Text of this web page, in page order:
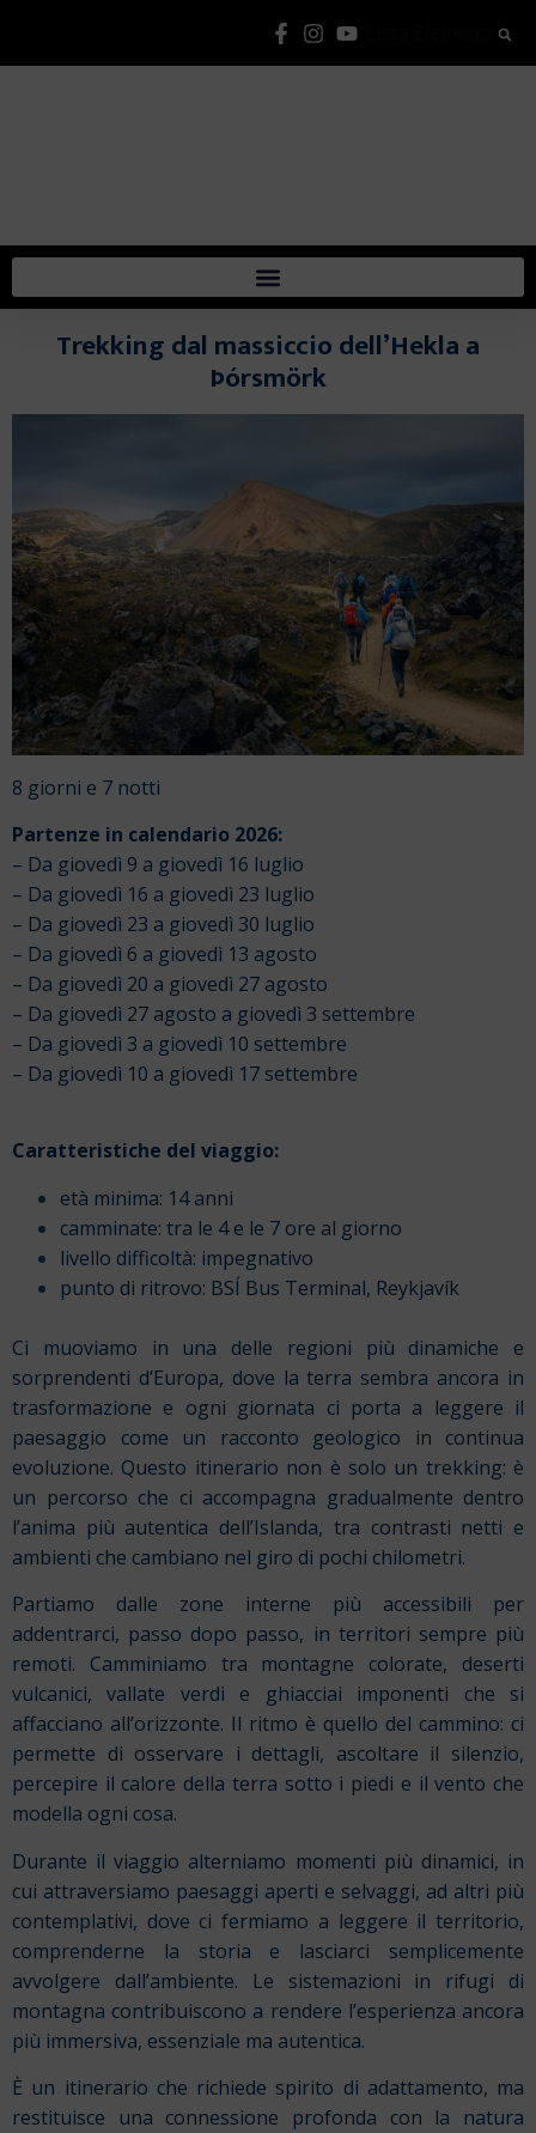
Trekking dal massiccio dell’Hekla a
Þórsmörk
8 giorni e 7 notti
Partenze in calendario 2026:
– Da giovedì 9 a giovedì 16 luglio
– Da giovedì 16 a giovedì 23 luglio
– Da giovedì 23 a giovedì 30 luglio
– Da giovedì 6 a giovedì 13 agosto
– Da giovedì 20 a giovedì 27 agosto
– Da giovedì 27 agosto a giovedì 3 settembre
– Da giovedì 3 a giovedì 10 settembre
– Da giovedì 10 a giovedì 17 settembre
Caratteristiche del viaggio:
età minima: 14 anni
camminate: tra le 4 e le 7 ore al giorno
livello difficoltà: impegnativo
punto di ritrovo: BSÍ Bus Terminal, Reykjavík
Ci muoviamo in una delle regioni più dinamiche e
sorprendenti d’Europa, dove la terra sembra ancora in
trasformazione e ogni giornata ci porta a leggere il
paesaggio come un racconto geologico in continua
evoluzione. Questo itinerario non è solo un trekking: è
un percorso che ci accompagna gradualmente dentro
l’anima più autentica dell’Islanda, tra contrasti netti e
ambienti che cambiano nel giro di pochi chilometri.
Partiamo dalle zone interne più accessibili per
addentrarci, passo dopo passo, in territori sempre più
remoti. Camminiamo tra montagne colorate, deserti
vulcanici, vallate verdi e ghiacciai imponenti che si
affacciano all’orizzonte. Il ritmo è quello del cammino: ci
permette di osservare i dettagli, ascoltare il silenzio,
percepire il calore della terra sotto i piedi e il vento che
modella ogni cosa.
Durante il viaggio alterniamo momenti più dinamici, in
cui attraversiamo paesaggi aperti e selvaggi, ad altri più
contemplativi, dove ci fermiamo a leggere il territorio,
comprenderne la storia e lasciarci semplicemente
avvolgere dall’ambiente. Le sistemazioni in rifugi di
montagna contribuiscono a rendere l’esperienza ancora
più immersiva, essenziale ma autentica.
È un itinerario che richiede spirito di adattamento, ma
restituisce una connessione profonda con la natura